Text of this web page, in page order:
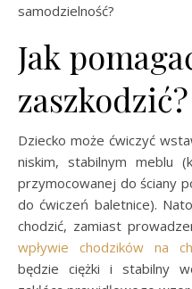
samodzielność?
Jak
zaszkodzić?
Dziecko może ćwiczyć
niskim, stabilnym meblu
przymocowanej do ściany
do ćwiczeń baletnice).
chodzić, zamiast
wpływie chodzików na
będzie ciężki i stabilny